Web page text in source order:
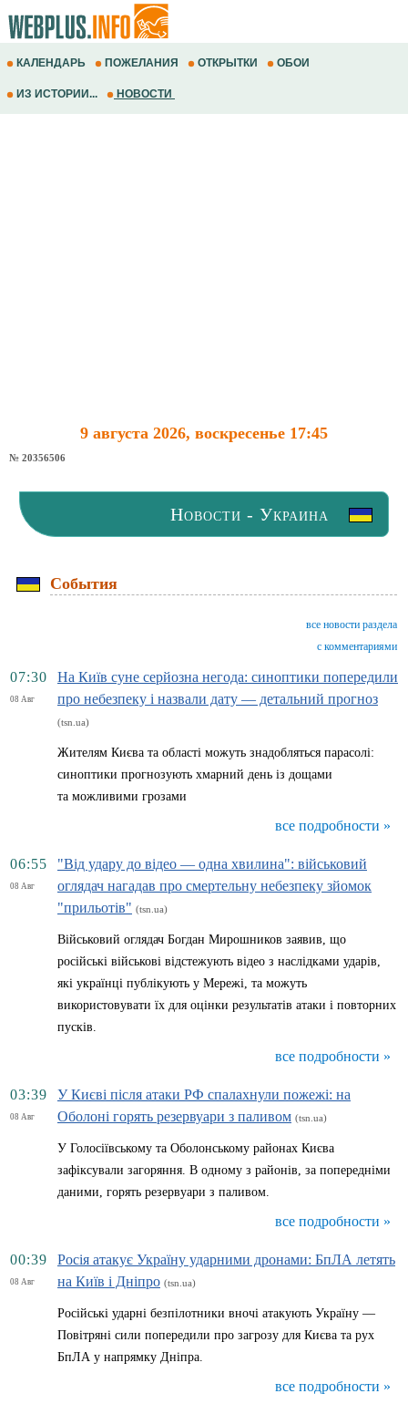
КАЛЕНДАРЬ ПОЖЕЛАНИЯ ОТКРЫТКИ ОБОИ
ИЗ ИСТОРИИ... НОВОСТИ
9 августа 2026, воскресенье 17:45
№ 20356506
Новости - Украина
События
все новости раздела
с комментариями
07:30
08 Авг
На Київ суне серйозна негода: синоптики попередили
про небезпеку і назвали дату — детальний прогноз
(tsn.ua)
Жителям Києва та області можуть знадобляться парасолі:
синоптики прогнозують хмарний день із дощами
та можливими грозами
все подробности »
06:55
08 Авг
"Від удару до відео — одна хвилина": військовий
оглядач нагадав про смертельну небезпеку зйомок
"прильотів" (tsn.ua)
Військовий оглядач Богдан Мирошников заявив, що
російські військові відстежують відео з наслідками ударів,
які українці публікують у Мережі, та можуть
використовувати їх для оцінки результатів атаки і повторних
пусків.
все подробности »
03:39
08 Авг
У Києві після атаки РФ спалахнули пожежі: на
Оболоні горять резервуари з паливом (tsn.ua)
У Голосіївському та Оболонському районах Києва
зафіксували загоряння. В одному з районів, за попередніми
даними, горять резервуари з паливом.
все подробности »
00:39
08 Авг
Росія атакує Україну ударними дронами: БпЛА летять
на Київ і Дніпро (tsn.ua)
Російські ударні безпілотники вночі атакують Україну —
Повітряні сили попередили про загрозу для Києва та рух
БпЛА у напрямку Дніпра.
все подробности »